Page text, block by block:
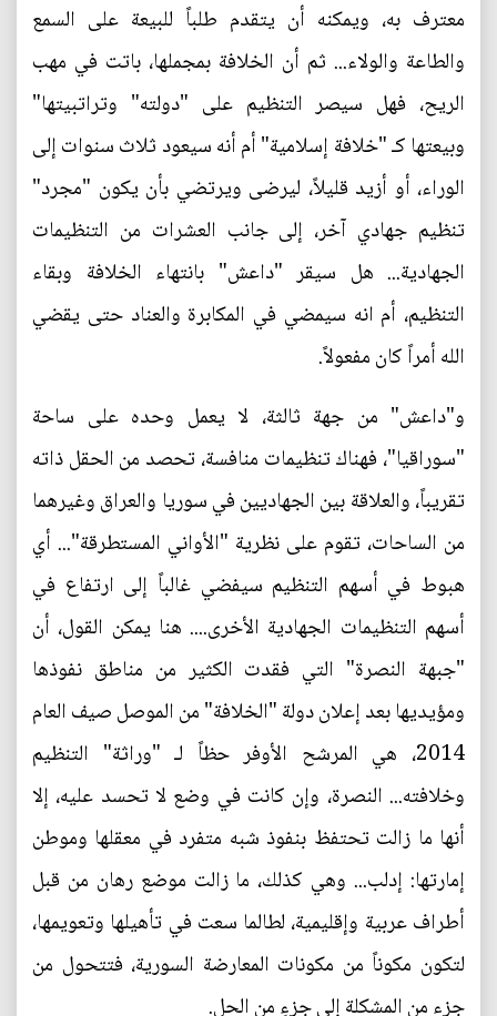
معترف به، ويمكنه أن يتقدم طلباً للبيعة على السمع
والطاعة والولاء... ثم أن الخلافة بمجملها، باتت في مهب
الريح، فهل سيصر التنظيم على "دولته" وتراتبيتها"
وبيعتها كـ "خلافة إسلامية" أم أنه سيعود ثلاث سنوات إلى
الوراء، أو أزيد قليلاً، ليرضى ويرتضي بأن يكون "مجرد"
تنظيم جهادي آخر، إلى جانب العشرات من التنظيمات
الجهادية... هل سيقر "داعش" بانتهاء الخلافة وبقاء
التنظيم، أم انه سيمضي في المكابرة والعناد حتى يقضي
الله أمراً كان مفعولاً.
و"داعش" من جهة ثالثة، لا يعمل وحده على ساحة
"سوراقيا"، فهناك تنظيمات منافسة، تحصد من الحقل ذاته
تقريباً، والعلاقة بين الجهاديين في سوريا والعراق وغيرهما
من الساحات، تقوم على نظرية "الأواني المستطرقة"... أي
هبوط في أسهم التنظيم سيفضي غالباً إلى ارتفاع في
أسهم التنظيمات الجهادية الأخرى.... هنا يمكن القول، أن
"جبهة النصرة" التي فقدت الكثير من مناطق نفوذها
ومؤيديها بعد إعلان دولة "الخلافة" من الموصل صيف العام
2014، هي المرشح الأوفر حظاً لـ "وراثة" التنظيم
وخلافته... النصرة، وإن كانت في وضع لا تحسد عليه، إلا
أنها ما زالت تحتفظ بنفوذ شبه متفرد في معقلها وموطن
إمارتها: إدلب... وهي كذلك، ما زالت موضع رهان من قبل
أطراف عربية وإقليمية، لطالما سعت في تأهيلها وتعويمها،
لتكون مكوناً من مكونات المعارضة السورية، فتتحول من
جزء من المشكلة إلى جزءٍ من الحل.